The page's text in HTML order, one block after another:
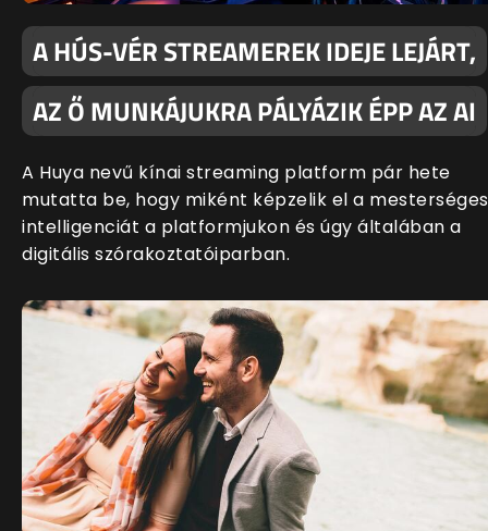
A HÚS-VÉR STREAMEREK IDEJE LEJÁRT,
AZ Ő MUNKÁJUKRA PÁLYÁZIK ÉPP AZ AI
A Huya nevű kínai streaming platform pár hete
mutatta be, hogy miként képzelik el a mesterséges
intelligenciát a platformjukon és úgy általában a
digitális szórakoztatóiparban.